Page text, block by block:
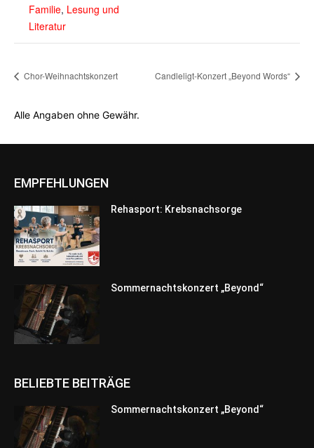
Familie, Lesung und
Literatur
Chor-Weihnachtskonzert Candleligt-Konzert „Beyond Words“
Alle Angaben ohne Gewähr.
EMPFEHLUNGEN
Rehasport: Krebsnachsorge
Sommernachtskonzert „Beyond“
BELIEBTE BEITRÄGE
Sommernachtskonzert „Beyond“